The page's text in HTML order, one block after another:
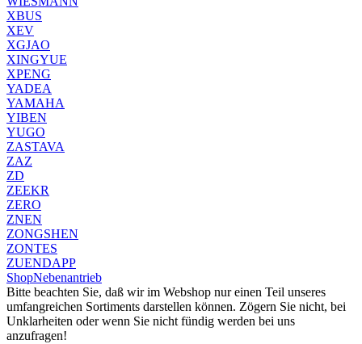
XBUS
XEV
XGJAO
XINGYUE
XPENG
YADEA
YAMAHA
YIBEN
YUGO
ZASTAVA
ZAZ
ZD
ZEEKR
ZERO
ZNEN
ZONGSHEN
ZONTES
ZUENDAPP
ShopNebenantrieb
Bitte beachten Sie, daß wir im Webshop nur einen Teil unseres
umfangreichen Sortiments darstellen können. Zögern Sie nicht, bei
Unklarheiten oder wenn Sie nicht fündig werden bei uns
anzufragen!